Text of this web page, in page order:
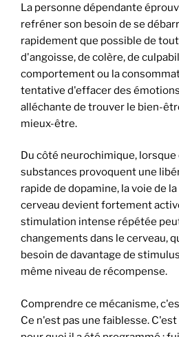
La personne dépendante
refréner son besoin de se
rapidement que possible de
d'angoisse, de colère, de
comportement ou la
tentative d'effacer des
alléchante de trouver le bien-
mieux-être.
Du côté neurochimique,
substances provoquent une
rapide de dopamine, la voie de
cerveau devient fortement
stimulation intense répétée
changements dans le cerveau,
besoin de davantage de
même niveau de récompense.
Comprendre ce mécanisme,
Ce n'est pas une faiblesse.